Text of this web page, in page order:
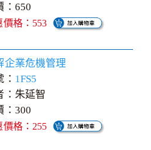
：650
價格：553
企業危機管理
： 1FS5
：朱延智
：300
價格：255